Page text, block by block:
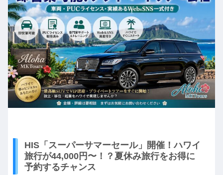
HIS「スーパーサマーセール」開催！ハワイ
旅行が44,000円〜！？夏休み旅行をお得に
予約するチャンス